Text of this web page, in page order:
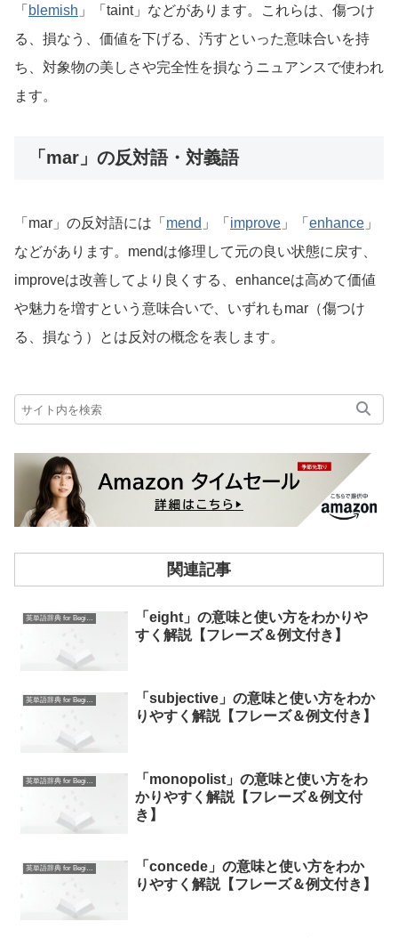
「 blemish 」「taint」などがあります。これらは、傷つけ
る、損なう、価値を下げる、汚すといった意味合いを持
ち、対象物の美しさや完全性を損なうニュアンスで使われ
ます。
「mar」の反対語・対義語
「mar」の反対語には「 mend 」「 improve 」「 enhance 」
などがあります。mendは修理して元の良い状態に戻す、
improveは改善してより良くする、enhanceは高めて価値
や魅力を増すという意味合いで、いずれもmar（傷つけ
る、損なう）とは反対の概念を表します。
関連記事
英単語辞典 for Beginners
「eight」の意味と使い方をわかりや
すく解説【フレーズ＆例文付き】
英単語辞典 for Beginners
「subjective」の意味と使い方をわか
りやすく解説【フレーズ＆例文付き】
英単語辞典 for Beginners
「monopolist」の意味と使い方をわ
かりやすく解説【フレーズ＆例文付
き】
英単語辞典 for Beginners
「concede」の意味と使い方をわか
りやすく解説【フレーズ＆例文付き】